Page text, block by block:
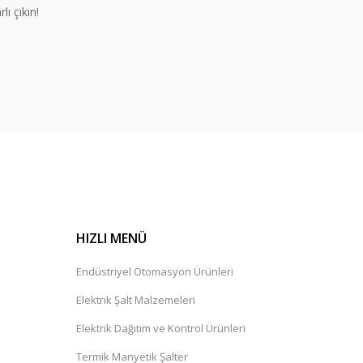
çıkın!
HIZLI MENÜ
Endüstriyel Otomasyon Ürünleri
Elektrik Şalt Malzemeleri
Elektrik Dağıtım ve Kontrol Ürünleri
Termik Manyetik Şalter